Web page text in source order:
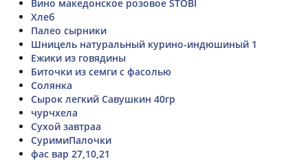
Вино македонское розовое STOBI
Хлеб
Палео сырники
Шницель натуральный курино-индюшиный 1
Ежики из говядины
Биточки из семги с фасолью
Солянка
Сырок легкий Савушкин 40гр
чурчхела
Сухой завтраа
СуримиПалочки
фас вар 27,10,21